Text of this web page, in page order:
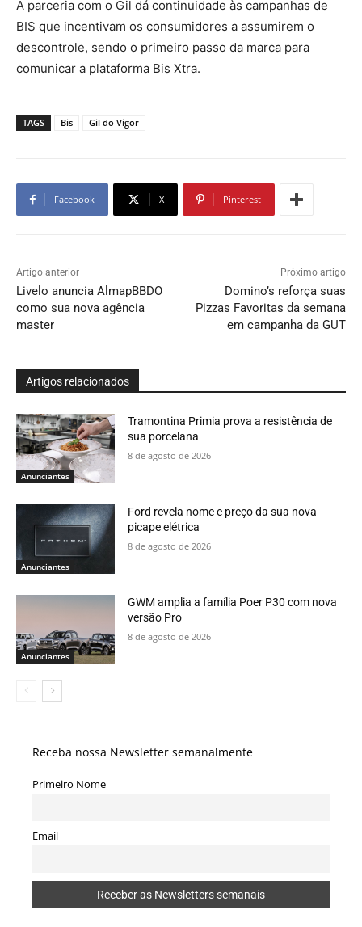
A parceria com o Gil dá continuidade às campanhas de
BIS que incentivam os consumidores a assumirem o
descontrole, sendo o primeiro passo da marca para
comunicar a plataforma Bis Xtra.
TAGS Bis Gil do Vigor
Facebook X Pinterest
Artigo anterior
Livelo anuncia AlmapBBDO
como sua nova agência
master
Próximo artigo
Domino’s reforça suas
Pizzas Favoritas da semana
em campanha da GUT
Artigos relacionados
Anunciantes
Tramontina Primia prova a resistência de
sua porcelana
8 de agosto de 2026
Anunciantes
Ford revela nome e preço da sua nova
picape elétrica
8 de agosto de 2026
Anunciantes
GWM amplia a família Poer P30 com nova
versão Pro
8 de agosto de 2026
Receba nossa Newsletter semanalmente
Primeiro Nome
Email